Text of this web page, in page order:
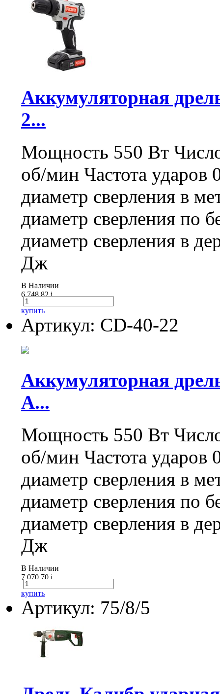
Аккумуляторная
2...
Мощность 550 Вт
об/мин Частота
диаметр сверления в
диаметр сверления по
диаметр сверления в
Дж
В Наличии
6 748.82i
купить
Артикул: CD-40-22
Аккумуляторная
А...
Мощность 550 Вт
об/мин Частота
диаметр сверления в
диаметр сверления по
диаметр сверления в
Дж
В Наличии
7 070.70i
купить
Артикул: 75/8/5